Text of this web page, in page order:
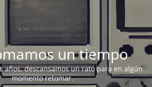
un tiempo
años, descansamos un rato para en algún
momento retomar.